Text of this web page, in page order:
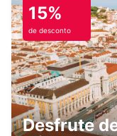
NAVAN - IRELAND
LETTERKENNY
LETTERKENNY -
15%
de desconto
Desfrute